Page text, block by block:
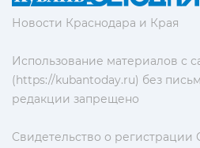
Новости Краснодара и Края
Использование материалов с
(https://kubantoday.ru) без
редакции запрещено
Свидетельство о